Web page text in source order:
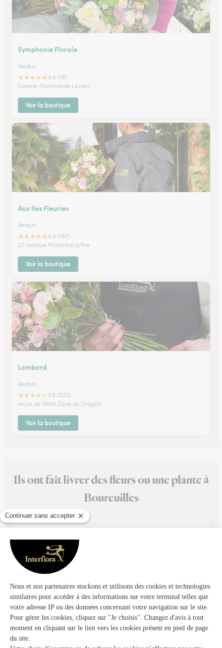
Symphonie Florale
Verdun
★★★★★4.6 (19)
Galerie Marchande Leclerc
Voir la boutique
Aux Iles Fleuries
Verdun
★★★★★4.6 (187)
27, avenue Maréchal Joffre
Voir la boutique
Lombard
Verdun
★★★★
3.9 (523)
route de Metz Zone du Dragon
Voir la boutique
Ils ont fait livrer des fleurs ou une plante à
Boureuilles
Très joli bouquet
Très joli bouquet Arrivé en temps et en heure Je recommande
★ ★ ★ ★ ★
Ce fut une belle expérience car en…
Ce fut une belle expérience car en étant de dernière minutes